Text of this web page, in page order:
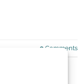
9Comments